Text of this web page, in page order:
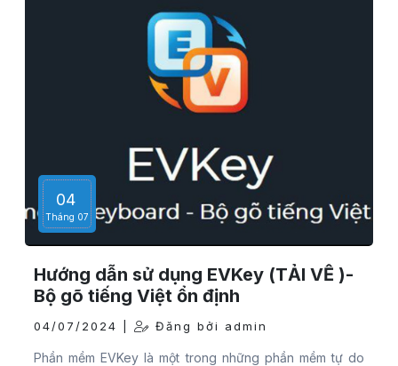
04
Tháng 07
Hướng dẫn sử dụng EVKey (TẢI VỀ )-
Bộ gõ tiếng Việt ổn định
04/07/2024 | Đăng bởi admin
Phần mềm EVKey là một trong những phần mềm tự do